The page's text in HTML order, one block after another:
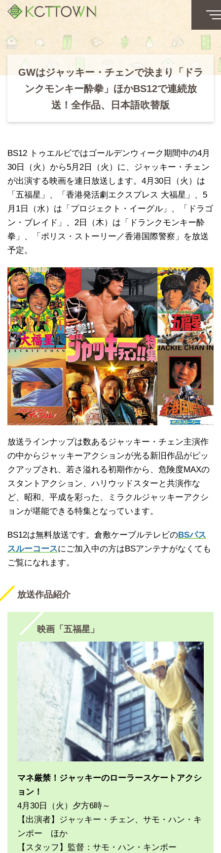
GWはジャッキー・チェンで決まり「ドラ
ンクモンキー酔拳」ほかBS12で連続放
送！全作品、日本語吹替版
BS12 トゥエルビではゴールデンウィーク期間中の4月
30日（火）から5月2日（火）に、ジャッキー・チェン
が出演する映画を連日放送します。4月30日（火）は
「五福星」、「香港発活劇エクスプレス 大福星」、5
月1日（水）は「プロジェクト・イーグル」、「ドラゴ
ン・ブレイド」、2日（木）は「ドランクモンキー酔
拳」、「ポリス・ストーリー／香港国際警察」を放送
予定。
放送ラインナップは数あるジャッキー・チェン主演作
の中からジャッキーアクションが光る新旧作品がピッ
クアップされ、若さ溢れる初期作から、危険度MAXの
スタントアクション、ハリウッドスターと共演作な
ど、昭和、平成を彩った、ミラクルジャッキーアクシ
ョンが堪能できる特集となっています。
BS12は無料放送です。倉敷ケーブルテレビのBSパス
スルーコースにご加入中の方はBSアンテナがなくても
ご覧になれます。
放送作品紹介
映画「五福星」
マネ厳禁！ジャッキーのローラースケートアクシ
ョン！
4月30日（火）夕方6時～
【出演者】ジャッキー・チェン、サモ・ハン・キ
ンポー ほか
【スタッフ】監督：サモ・ハン・キンポー